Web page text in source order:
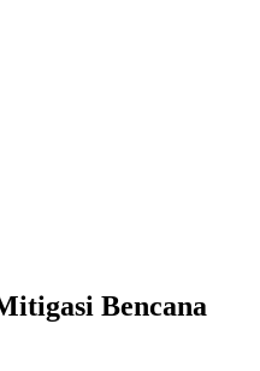
Bencana